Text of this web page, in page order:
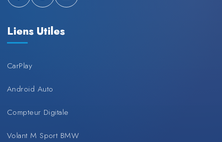
Liens Utiles
CarPlay
Android Auto
Compteur Digitale
Volant M Sport BMW